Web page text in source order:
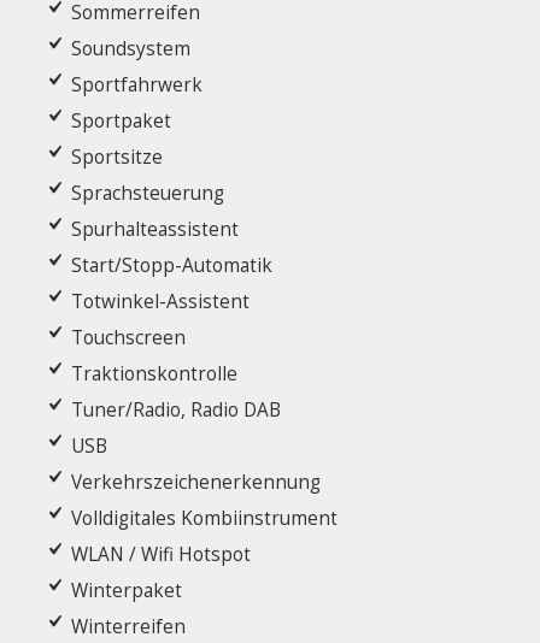
Sommerreifen
Soundsystem
Sportfahrwerk
Sportpaket
Sportsitze
Sprachsteuerung
Spurhalteassistent
Start/Stopp-Automatik
Totwinkel-Assistent
Touchscreen
Traktionskontrolle
Tuner/Radio, Radio DAB
USB
Verkehrszeichenerkennung
Volldigitales Kombiinstrument
WLAN / Wifi Hotspot
Winterpaket
Winterreifen